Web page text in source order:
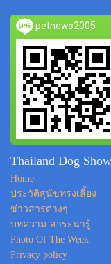
petnews2005
Thailand Dog Show
Home
ประวัติสุนัขทรงเลี้ยง
ข่าวสารต่างๆ
บทความ-สาระน่ารู้
Photo Of The Week
Privacy policy